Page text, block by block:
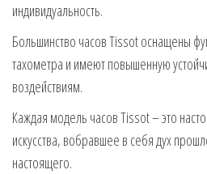
индивидуальность.
Большинство часов Tissot оснащены
тахометра и имеют повышенную
воздействиям.
Каждая модель часов Tissot – это
искусства, вобравшее в себя дух
настоящего.